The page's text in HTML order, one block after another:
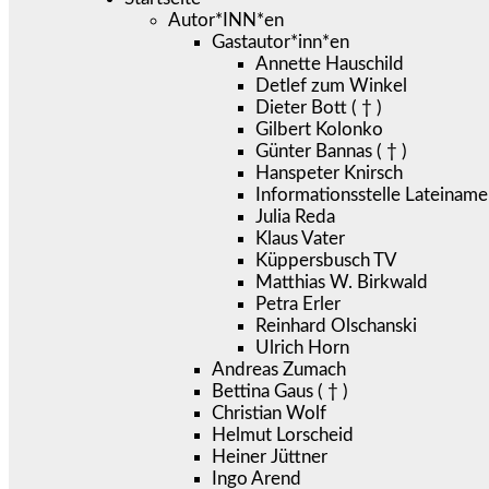
Autor*INN*en
Gastautor*inn*en
Annette Hauschild
Detlef zum Winkel
Dieter Bott ( † )
Gilbert Kolonko
Günter Bannas ( † )
Hanspeter Knirsch
Informationsstelle
Julia Reda
Klaus Vater
Küppersbusch TV
Matthias W. Birkwald
Petra Erler
Reinhard Olschanski
Ulrich Horn
Andreas Zumach
Bettina Gaus ( † )
Christian Wolf
Helmut Lorscheid
Heiner Jüttner
Ingo Arend